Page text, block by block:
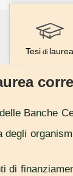
Tesi di laurea
Banche
degli
di